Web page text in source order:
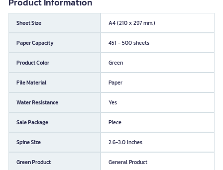
Sheet Size A4 (210 x 297 mm.)
Paper Capacity 451 - 500 sheets
Product Color Green
File Material Paper
Water Resistance Yes
Sale Package Piece
Spine Size 2.6-3.0 Inches
Green Product General Product